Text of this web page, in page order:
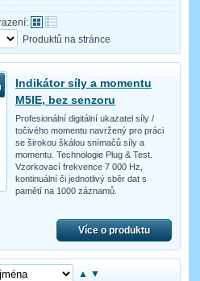
Produktů na stránce
Indikátor síly a momentu
M5IE, bez senzoru
Profesionální digitální ukazatel síly /
točivého momentu navržený pro práci
se širokou škálou snímačů síly a
momentu. Technologie Plug & Test.
Vzorkovací frekvence 7 000 Hz,
kontinuální či jednotlivý sběr dat s
pamětí na 1000 záznamů.
Více o produktu
▲ ▼